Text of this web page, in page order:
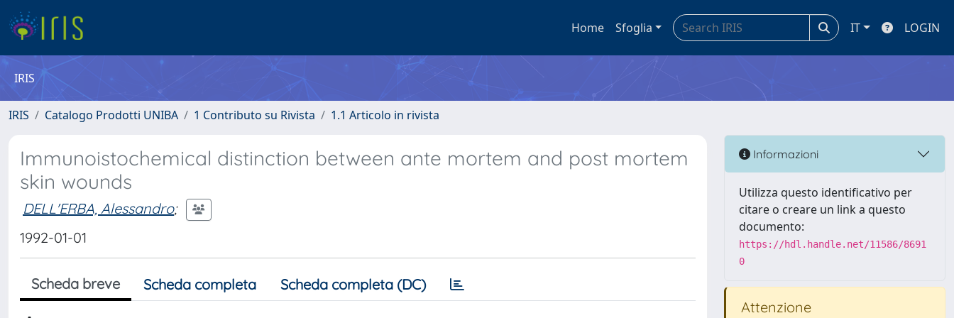
Home Sfoglia IT LOGIN
IRIS
IRIS Catalogo Prodotti UNIBA 1 Contributo su Rivista 1.1 Articolo in rivista
Immunoistochemical distinction between ante mortem and post mortem
skin wounds
DELL'ERBA, Alessandro;
1992-01-01
Scheda breve Scheda completa Scheda completa (DC)
Informazioni
Utilizza questo identificativo per
citare o creare un link a questo
documento:
https://hdl.handle.net/11586/8691
0
Attenzione